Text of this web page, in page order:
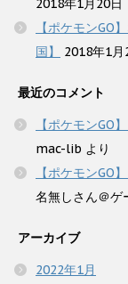
2018年1月20日
【ポケモンGO
国】
2018年1月
最近のコメント
【ポケモンGO
mac-lib より
【ポケモンGO
名無しさん＠ゲ
アーカイブ
2022年1月